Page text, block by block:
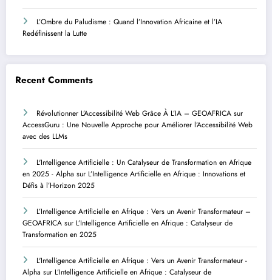
L’Ombre du Paludisme : Quand l’Innovation Africaine et l’IA
Redéfinissent la Lutte
Recent Comments
Révolutionner L’Accessibilité Web Grâce À L’IA – GEOAFRICA sur
AccessGuru : Une Nouvelle Approche pour Améliorer l’Accessibilité Web
avec des LLMs
L'Intelligence Artificielle : Un Catalyseur de Transformation en Afrique
en 2025 - Alpha sur L’Intelligence Artificielle en Afrique : Innovations et
Défis à l’Horizon 2025
L’Intelligence Artificielle en Afrique : Vers un Avenir Transformateur –
GEOAFRICA sur L’Intelligence Artificielle en Afrique : Catalyseur de
Transformation en 2025
L'Intelligence Artificielle en Afrique : Vers un Avenir Transformateur -
Alpha sur L’Intelligence Artificielle en Afrique : Catalyseur de